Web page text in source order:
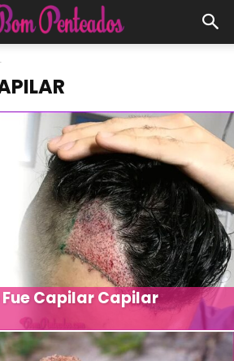
Capilar Capilar